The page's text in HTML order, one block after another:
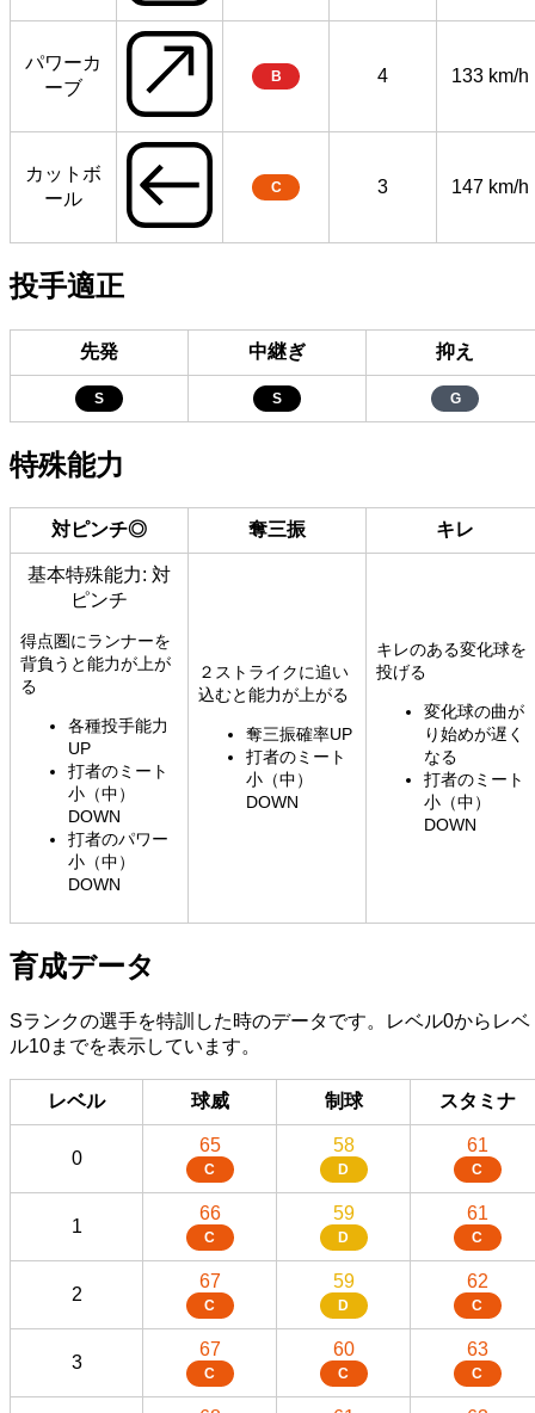
パワーカ
ーブ
B 4 133 km/h
カットボ
ール
C 3 147 km/h
投手適正
先発 中継ぎ 抑え
S S G
特殊能力
対ピンチ◎ 奪三振 キレ
基本特殊能力: 対
ピンチ
得点圏にランナーを
背負うと能力が上が
る
各種投手能力
UP
打者のミート
小（中）
DOWN
打者のパワー
小（中）
DOWN
２ストライクに追い
込むと能力が上がる
奪三振確率UP
打者のミート
小（中）
DOWN
キレのある変化球を
投げる
変化球の曲が
り始めが遅く
なる
打者のミート
小（中）
DOWN
育成データ
Sランクの選手を特訓した時のデータです。レベル0からレベ
ル10までを表示しています。
レベル 球威 制球 スタミナ
0
65
C
58
D
61
C
1
66
C
59
D
61
C
2
67
C
59
D
62
C
3
67
C
60
C
63
C